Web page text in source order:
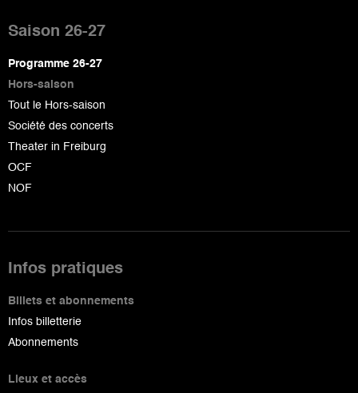
de
page
Saison 26-27
Programme 26-27
Hors-saison
Tout le Hors-saison
Société des concerts
Theater in Freiburg
OCF
NOF
Infos pratiques
Billets et abonnements
Infos billetterie
Abonnements
Lieux et accès